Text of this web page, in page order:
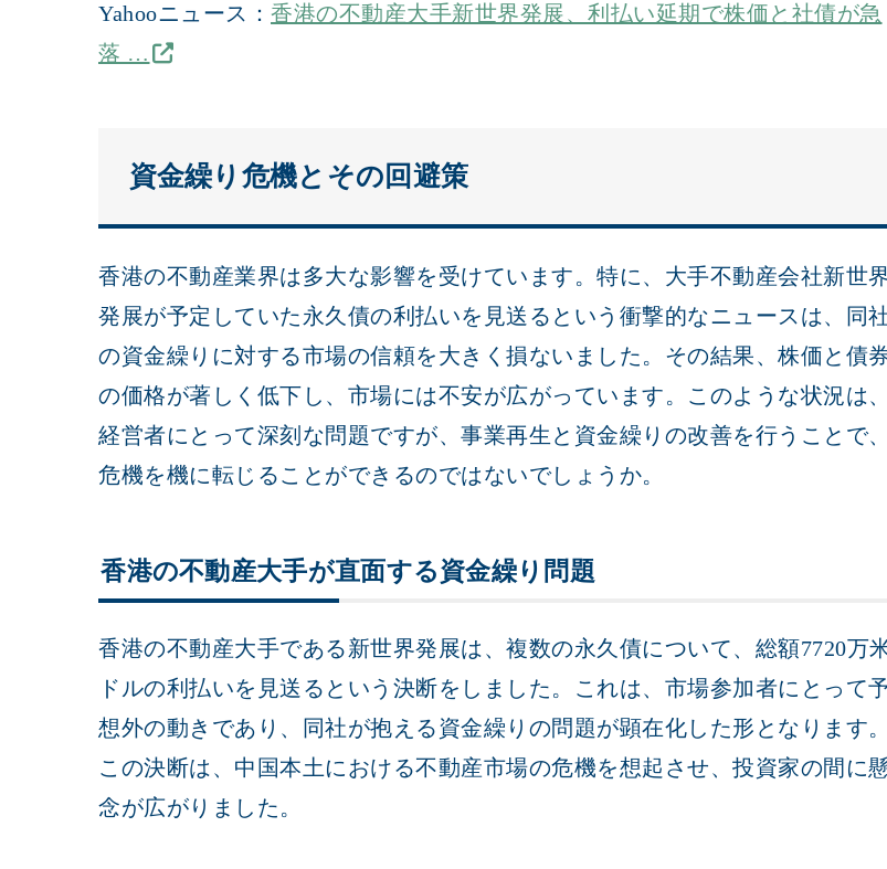
Yahooニュース： 香港の不動産大手新世界発展、利払い延期で株価と社債が急
落 …
資金繰り危機とその回避策
香港の不動産業界は多大な影響を受けています。特に、大手不動産会社新世
発展が予定していた永久債の利払いを見送るという衝撃的なニュースは、同
の資金繰りに対する市場の信頼を大きく損ないました。その結果、株価と債
の価格が著しく低下し、市場には不安が広がっています。このような状況は、
経営者にとって深刻な問題ですが、事業再生と資金繰りの改善を行うことで、
危機を機に転じることができるのではないでしょうか。
香港の不動産大手が直面する資金繰り問題
香港の不動産大手である新世界発展は、複数の永久債について、総額7720万
ドルの利払いを見送るという決断をしました。これは、市場参加者にとって
想外の動きであり、同社が抱える資金繰りの問題が顕在化した形となります。
この決断は、中国本土における不動産市場の危機を想起させ、投資家の間に
念が広がりました。